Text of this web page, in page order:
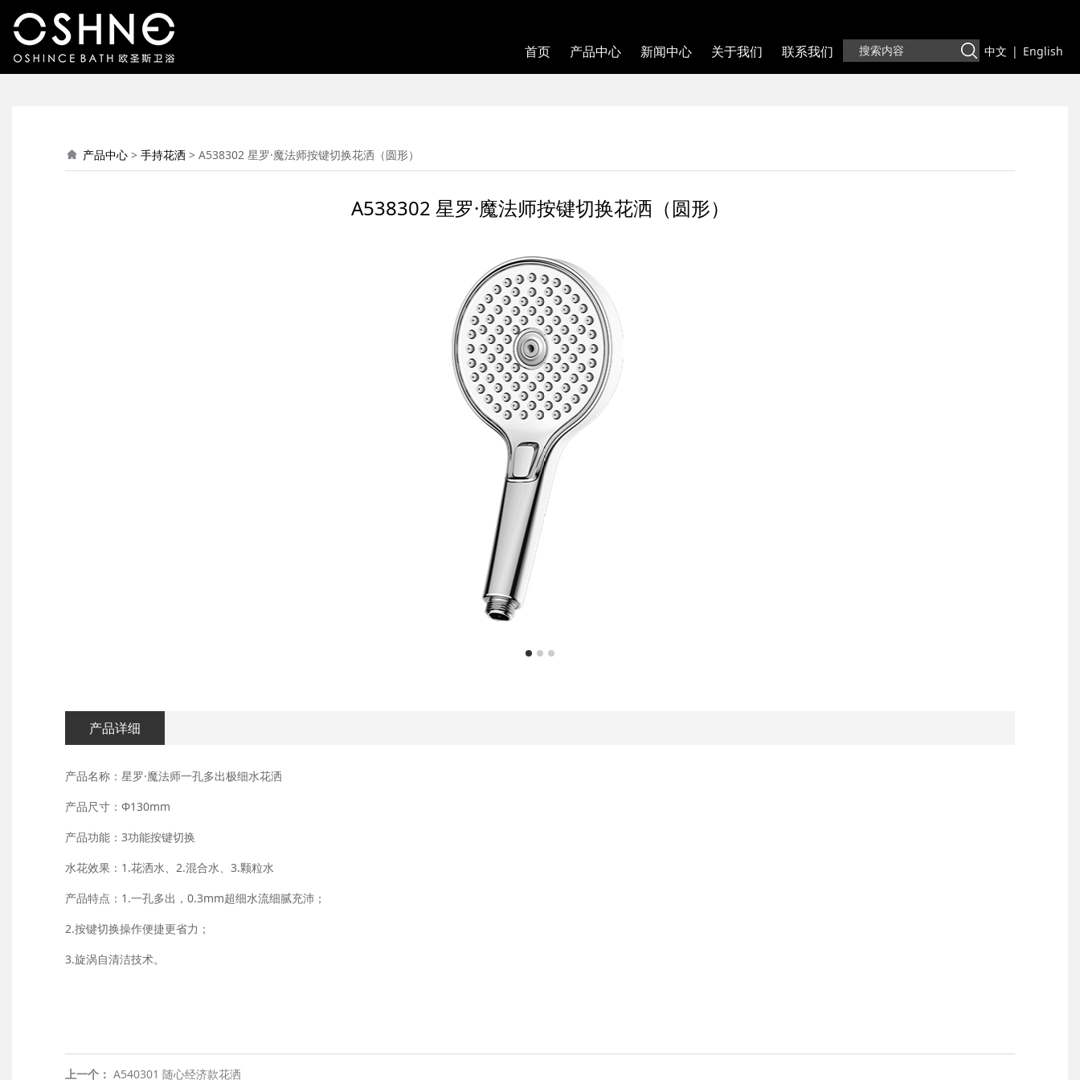
中文 | English
首页 产品中心 新闻中心 关于我们 联系我们
产品中心> 手持花洒 > A538302 星罗·魔法师按键切换花洒（圆形）
A538302 星罗·魔法师按键切换花洒（圆形）
产品详细
产品名称：星罗·魔法师一孔多出极细水花洒
产品尺寸：Φ130mm
产品功能：3功能按键切换
水花效果：1.花洒水、2.混合水、3.颗粒水
产品特点：1.一孔多出，0.3mm超细水流细腻充沛；
2.按键切换操作便捷更省力；
3.旋涡自清洁技术。
上一个： A540301 随心经济款花洒